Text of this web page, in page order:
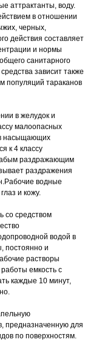
аттрактанты, воду.
в отношении
черных,
действия составляет
и нормы
санитарного
зависит также
популяций тараканов
в желудок и
малоопасных
насыщающих
к 4 классу
раздражающим
раздражения
водные
и кожу.
со средством
водой в
постоянно и
растворы
емкость с
каждые 10 минут,
предназначенную для
по поверхностям.